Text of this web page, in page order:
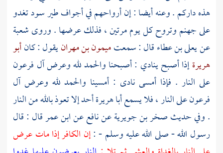
هذه داركم . وعنه أيضا : إن أرواحهم في أجواف طير سود تغدو
على جهنم وتروح كل يوم مرتين ، فذلك عرضها . وروىشعبة
عنيعلى بن عطاءقال : سمعتميمون بن مهرانيقول : كانأبو
هريرةإذا أصبح ينادي : أصبحنا والحمد لله وعرض آل فرعون
على النار . فإذا أمسى نادى : أمسينا والحمد لله وعرض آل
فرعونعلى النار ، فلا يسمع أباهريرةأحد إلا تعوذ بالله من النار
. وفي حديثصخر بن جويريةعننافععنابن عمرقال : قال
رسول الله - صلى الله عليه وسلم - :إن الكافر إذا مات عرض